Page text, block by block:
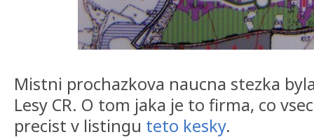
Mistni prochazkova naucna stezka
Lesy CR. O tom jaka je to firma, co
precist v listingu teto kesky.